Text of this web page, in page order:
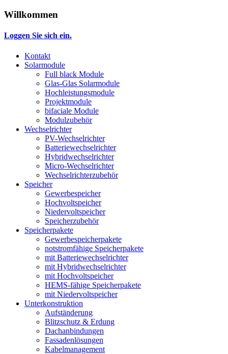
Willkommen
Loggen Sie sich ein.
Kontakt
Solarmodule
Full black Module
Glas-Glas Solarmodule
Hochleistungsmodule
Projektmodule
bifaciale Module
Modulzubehör
Wechselrichter
PV-Wechselrichter
Batteriewechselrichter
Hybridwechselrichter
Micro-Wechselrichter
Wechselrichterzubehör
Speicher
Gewerbespeicher
Hochvoltspeicher
Niedervoltspeicher
Speicherzubehör
Speicherpakete
Gewerbespeicherpakete
notstromfähige Speicherpakete
mit Batteriewechselrichter
mit Hybridwechselrichter
mit Hochvoltspeicher
HEMS-fähige Speicherpakete
mit Niedervoltspeicher
Unterkonstruktion
Aufständerung
Blitzschutz & Erdung
Dachanbindungen
Fassadenlösungen
Kabelmanagement